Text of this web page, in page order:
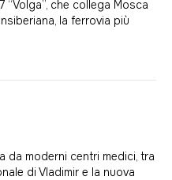
che collega Mosca
la ferrovia più
da moderni centri medici, tra
di Vladimir e la nuova